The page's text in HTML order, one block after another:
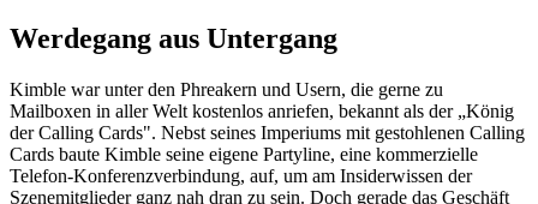
Werdegang aus Untergang
Kimble war unter den Phreakern und Usern, die gerne zu
Mailboxen in aller Welt kostenlos anriefen, bekannt als der „König
der Calling Cards". Nebst seines Imperiums mit gestohlenen Calling
Cards baute Kimble seine eigene Partyline, eine kommerzielle
Telefon-Konferenzverbindung, auf, um am Insiderwissen der
Szenemitglieder ganz nah dran zu sein. Doch gerade das Geschäft